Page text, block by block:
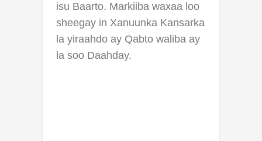
isu Baarto. Markiiba waxaa loo
sheegay in Xanuunka Kansarka
la yiraahdo ay Qabto waliba ay
la soo Daahday.